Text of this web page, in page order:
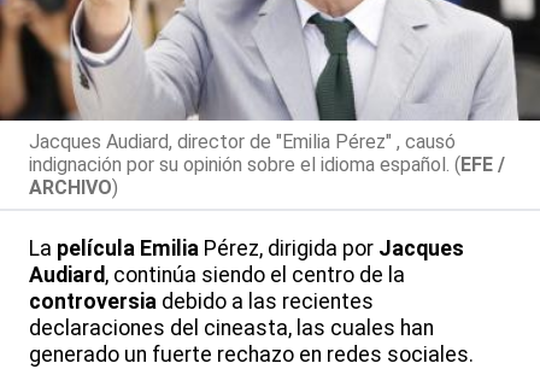
Jacques Audiard, director de "Emilia Pérez" , causó
indignación por su opinión sobre el idioma español. (EFE /
ARCHIVO)
La película Emilia Pérez, dirigida por Jacques
Audiard, continúa siendo el centro de la
controversia debido a las recientes
declaraciones del cineasta, las cuales han
generado un fuerte rechazo en redes sociales.